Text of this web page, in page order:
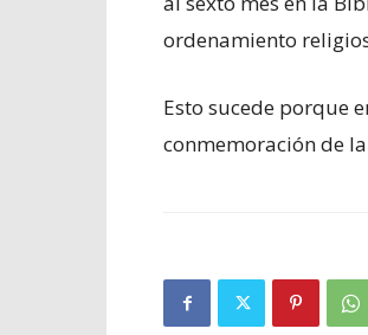
ordenamiento
Esto sucede porque
conmemoración de